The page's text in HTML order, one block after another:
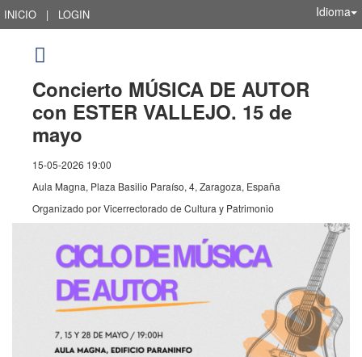
INICIO | LOGIN Idioma
Concierto MÚSICA DE AUTOR
con ESTER VALLEJO. 15 de
mayo
15-05-2026 19:00
Aula Magna, Plaza Basilio Paraíso, 4, Zaragoza, España
Organizado porVicerrectorado de Cultura y Patrimonio